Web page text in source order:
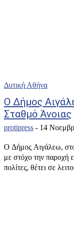
Δυτική Αθήνα
Ο Δήμος
Σταθμό Άνοιας
protipress - 14
Ο Δήμος Αιγάλεω, στο
με στόχο την παροχή
πολίτες, θέτει σε